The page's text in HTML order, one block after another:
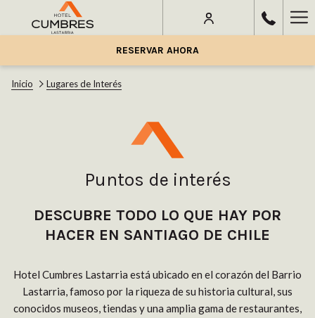
RESERVAR AHORA
Inicio Lugares de Interés
Puntos de interés
DESCUBRE TODO LO QUE HAY POR
HACER EN SANTIAGO DE CHILE
Hotel Cumbres Lastarria está ubicado en el corazón del Barrio
Lastarria, famoso por la riqueza de su historia cultural, sus
conocidos museos, tiendas y una amplia gama de restaurantes,